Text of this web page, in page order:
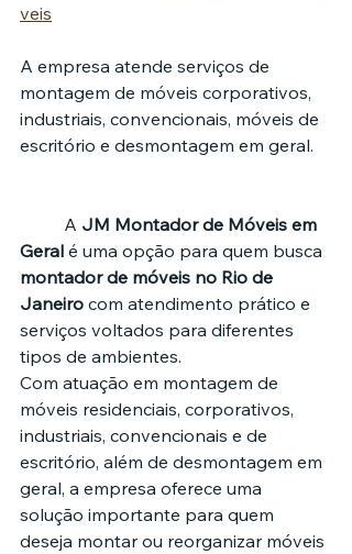
veis
A empresa atende serviços de
montagem de móveis corporativos,
industriais, convencionais, móveis de
escritório e desmontagem em geral.
	A
JM Montador de Móveis em
Geral é uma opção para quem busca
montador de móveis no Rio de
Janeiro com atendimento prático e
serviços voltados para diferentes
tipos de ambientes.
Com atuação em montagem de
móveis residenciais, corporativos,
industriais, convencionais e de
escritório, além de desmontagem em
geral, a empresa oferece uma
solução importante para quem
deseja montar ou reorganizar móveis